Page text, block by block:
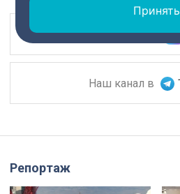
Наш канал в
Наш канал в
Репортаж
Принять